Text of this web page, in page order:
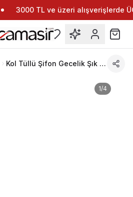
3000 TL ve üzeri alışverişlerde
Kol Tüllü Şifon Gecelik Şık Doku Sistina 215
1/4